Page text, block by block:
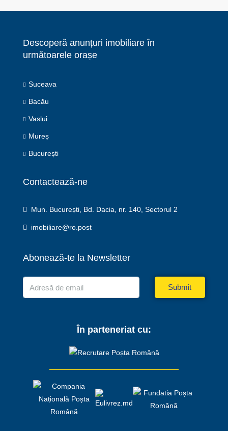
Descoperă anunțuri imobiliare în
următoarele orașe
Suceava
Bacău
Vaslui
Mureș
București
Contactează-ne
Mun. București, Bd. Dacia, nr. 140, Sectorul 2
imobiliare@ro.post
Abonează-te la Newsletter
Submit
În parteneriat cu: